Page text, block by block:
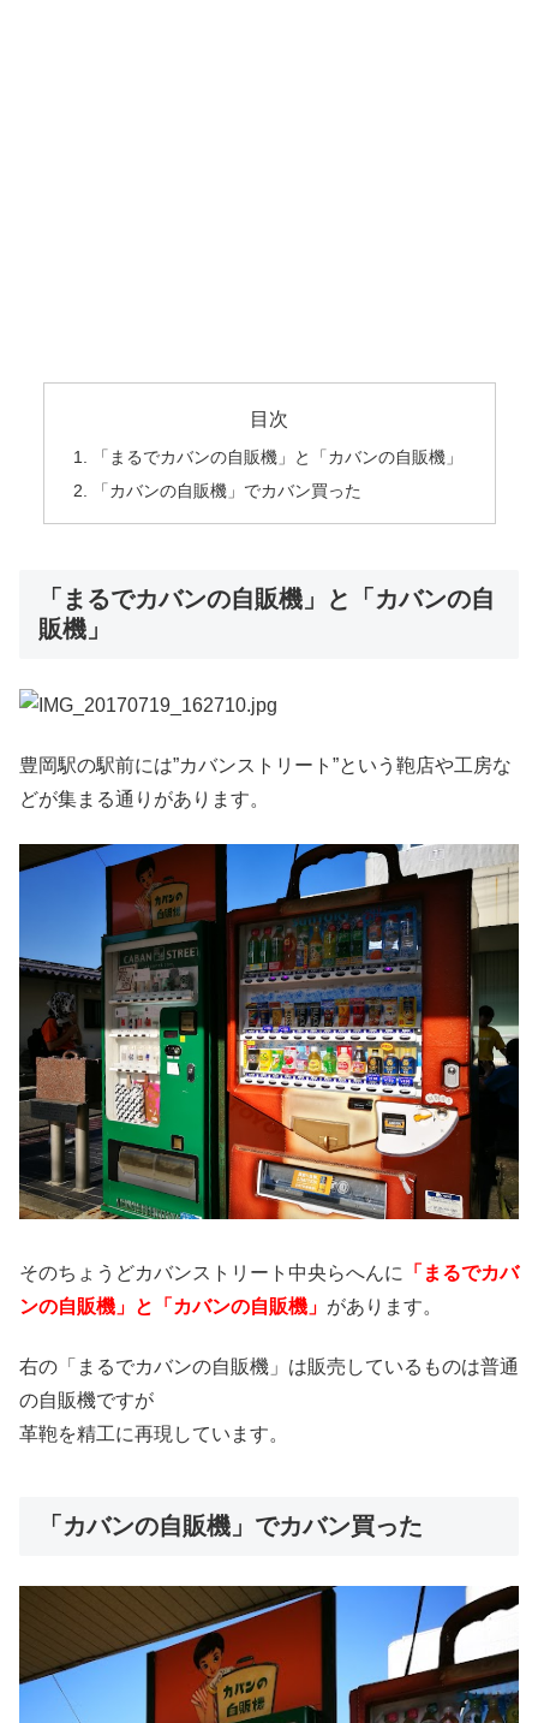
目次
「まるでカバンの自販機」と「カバンの自販機」
「カバンの自販機」でカバン買った
「まるでカバンの自販機」と「カバンの自
販機」
豊岡駅の駅前には”カバンストリート”という鞄店や工房な
どが集まる通りがあります。
そのちょうどカバンストリート中央らへんに
「まるでカバ
ンの自販機」と「カバンの自販機」 があります。
右の「まるでカバンの自販機」は販売しているものは普通
の自販機ですが
革鞄を精工に再現しています。
「カバンの自販機」でカバン買った